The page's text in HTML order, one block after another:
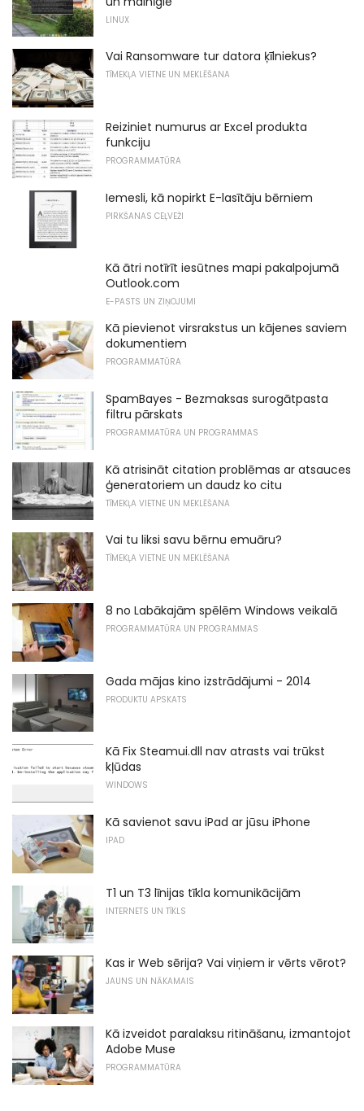
LINUX
Vai Ransomware tur datora ķīlniekus?
TĪMEKĻA VIETNE UN MEKLĒŠANA
Reiziniet numurus ar Excel produkta
funkciju
PROGRAMMATŪRA
Iemesli, kā nopirkt E-lasītāju bērniem
PIRKŠANAS CEĻVEŽI
Kā ātri notīrīt iesūtnes mapi pakalpojumā
Outlook.com
E-PASTS UN ZIŅOJUMI
Kā pievienot virsrakstus un kājenes saviem
dokumentiem
PROGRAMMATŪRA
SpamBayes - Bezmaksas surogātpasta
filtru pārskats
PROGRAMMATŪRA UN PROGRAMMAS
Kā atrisināt citation problēmas ar atsauces
ģeneratoriem un daudz ko citu
TĪMEKĻA VIETNE UN MEKLĒŠANA
Vai tu liksi savu bērnu emuāru?
TĪMEKĻA VIETNE UN MEKLĒŠANA
8 no Labākajām spēlēm Windows veikalā
PROGRAMMATŪRA UN PROGRAMMAS
Gada mājas kino izstrādājumi - 2014
PRODUKTU APSKATS
Kā Fix Steamui.dll nav atrasts vai trūkst
kļūdas
WINDOWS
Kā savienot savu iPad ar jūsu iPhone
IPAD
T1 un T3 līnijas tīkla komunikācijām
INTERNETS UN TĪKLS
Kas ir Web sērija? Vai viņiem ir vērts vērot?
JAUNS UN NĀKAMAIS
Kā izveidot paralaksu ritināšanu, izmantojot
Adobe Muse
PROGRAMMATŪRA